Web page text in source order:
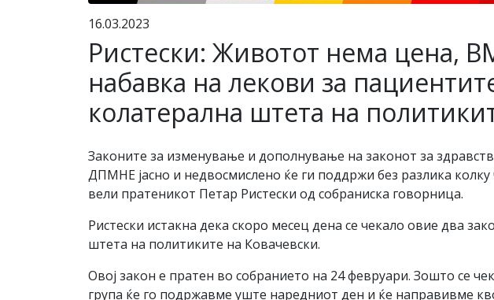
16.03.2023
Ристески: Животот нема цена,
набавка на лекови за
колатерална штета на
Законите за изменување и дополнување на законот за
ДПМНЕ јасно и недвосмислено ќе ги поддржи без разлика
вели пратеникот Петар Ристески од собраниска говорница.
Ристески истакна дека скоро месец дена се чекало овие два
штета на политиките на Ковачевски.
Овој закон е пратен во собранието на 24 февруари. Зошто се
група ќе го подржавме уште наредниот ден и ќе направивме